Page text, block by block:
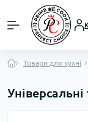
Товари для кухні